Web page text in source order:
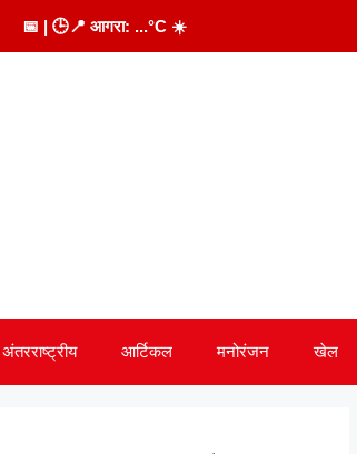
📅 | 🕒📍 आगरा: ...°C ☀️
अंतरराष्ट्रीय आर्टिकल मनोरंजन खेल